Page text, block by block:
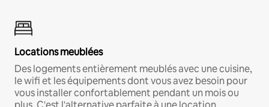
Locations meublées
Des logements entièrement meublés avec une cuisine,
le wifi et les équipements dont vous avez besoin pour
vous installer confortablement pendant un mois ou